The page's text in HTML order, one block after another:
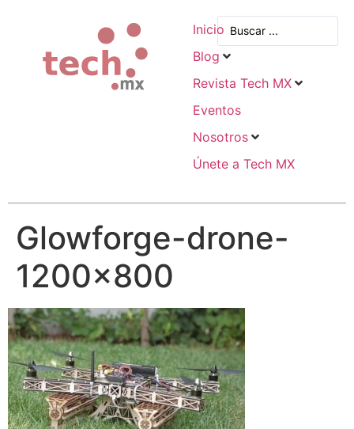
Inicio
Blog
Revista Tech MX
Eventos
Nosotros
Únete a Tech MX
Glowforge-drone-
1200×800